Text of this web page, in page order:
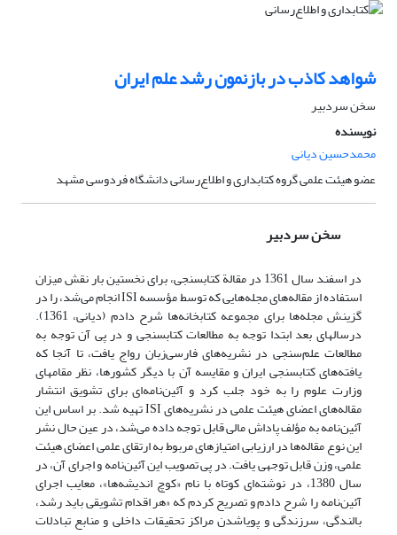
شواهد کاذب در بازنمون رشد علم ایران
سخن سردبیر
نویسنده
محمدحسین دیانی
عضو هیئت علمی گروه کتابداری و اطلاع‌رسانی دانشگاه فردوسی مشهد
سخن سردبیر
در اسفند سال 1361 در مقالة کتابسنجی، برای نخستین بار نقش میزان
استفاده از مقاله‌های مجله‌هایی که توسط مؤسسه ISI انجام می‌شد، را در
گزینش مجله‌ها برای مجموعه کتابخانه‌ها شرح دادم (دیانی، 1361).
درسالهای بعد ابتدا توجه به مطالعات کتابسنجی و در پی آن توجه به
مطالعات علم‌سنجی در نشریه‌های فارسی‌زبان رواج یافت، تا آنجا که
یافته‌های کتابسنجی ایران و مقایسه آن با دیگر کشورها، نظر مقامهای
وزارت علوم را به خود جلب کرد و آئین‌نامه‌ای برای تشویق انتشار
مقاله‌های اعضای هیئت علمی در نشریه‌های ISI تهیه شد. بر اساس این
آئین‌نامه به مؤلف پاداش مالی قابل توجه داده می‌شد، در عین حال نشر
این نوع مقاله‌ها در ارزیابی امتیازهای مربوط به ارتقای علمی اعضای هیئت
علمی، وزن قابل توجهی یافت. در پی تصویب این آئین‌نامه و اجرای آن، در
سال 1380، در نوشته‌ای کوتاه با نام «کوچ اندیشه‌ها»، معایب اجرای
آئین‌نامه را شرح دادم و تصریح کردم که «هر اقدام تشویقی باید رشد،
بالندگی، سرزندگی و پویاشدن مراکز تحقیقات داخلی و منابع تبادلات